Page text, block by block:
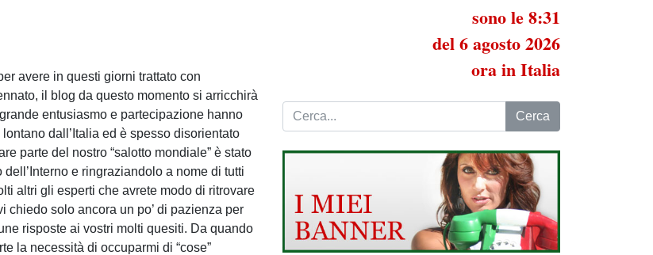
avere in questi giorni trattato con
il blog da questo momento si arricchirà
entusiasmo e partecipazione hanno
dall’Italia ed è spesso disorientato
parte del nostro “salotto mondiale” è stato
e ringraziandolo a nome di tutti
altri gli esperti che avrete modo di ritrovare
solo ancora un po’ di pazienza per
risposte ai vostri molti quesiti. Da quando
la necessità di occuparmi di “cose”
sono le 8:31
del 6 agosto 2026
ora in Italia